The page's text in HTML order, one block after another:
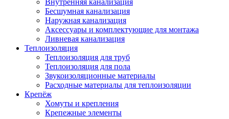
Бесшумная канализация
Наружная канализация
Аксессуары и комплектующие для монтажа
Ливневая канализация
Теплоизоляция
Теплоизоляция для труб
Теплоизоляция для пола
Звукоизоляционные материалы
Расходные материалы для теплоизоляции
Крепёж
Хомуты и крепления
Крепежные элементы